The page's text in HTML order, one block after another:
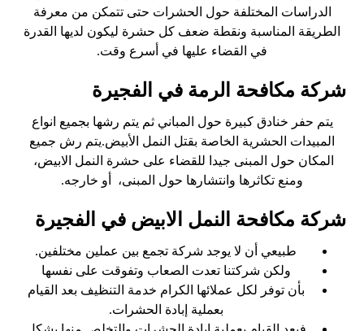
الدراسات المختلفة حول الحشرات حتى تتمكن من معرفة
الطريقة المناسبة ونقطة ضعف كل حشرة ليكون لديها القدرة
في القضاء عليها في أسرع وقت.
شركة مكافحة الرمة في الفجيرة
يتم حفر خنادق كبيرة حول المباني ثم يتم رشها بجميع انواع
المبيدات الحشرية الخاصة بقتل النمل الأبيض.يتم رش جميع
المكان حول المبنى جيدا للقضاء على حشرة النمل الابيض،
ومنع تكاثرها وانتشارها حول المبنى، أو خارجه.
شركة مكافحة النمل الابيض في الفجيرة
طبيعي أن لا يوجد شركة تجمع بين عملين مختلفين.
ولكن شركتنا تعدت الصعاب وتفوقت على نفسها
بأن توفر لكل عملائها الكرام خدمة التنظيف بعد القيام
بعملية إبادة الحشرات.